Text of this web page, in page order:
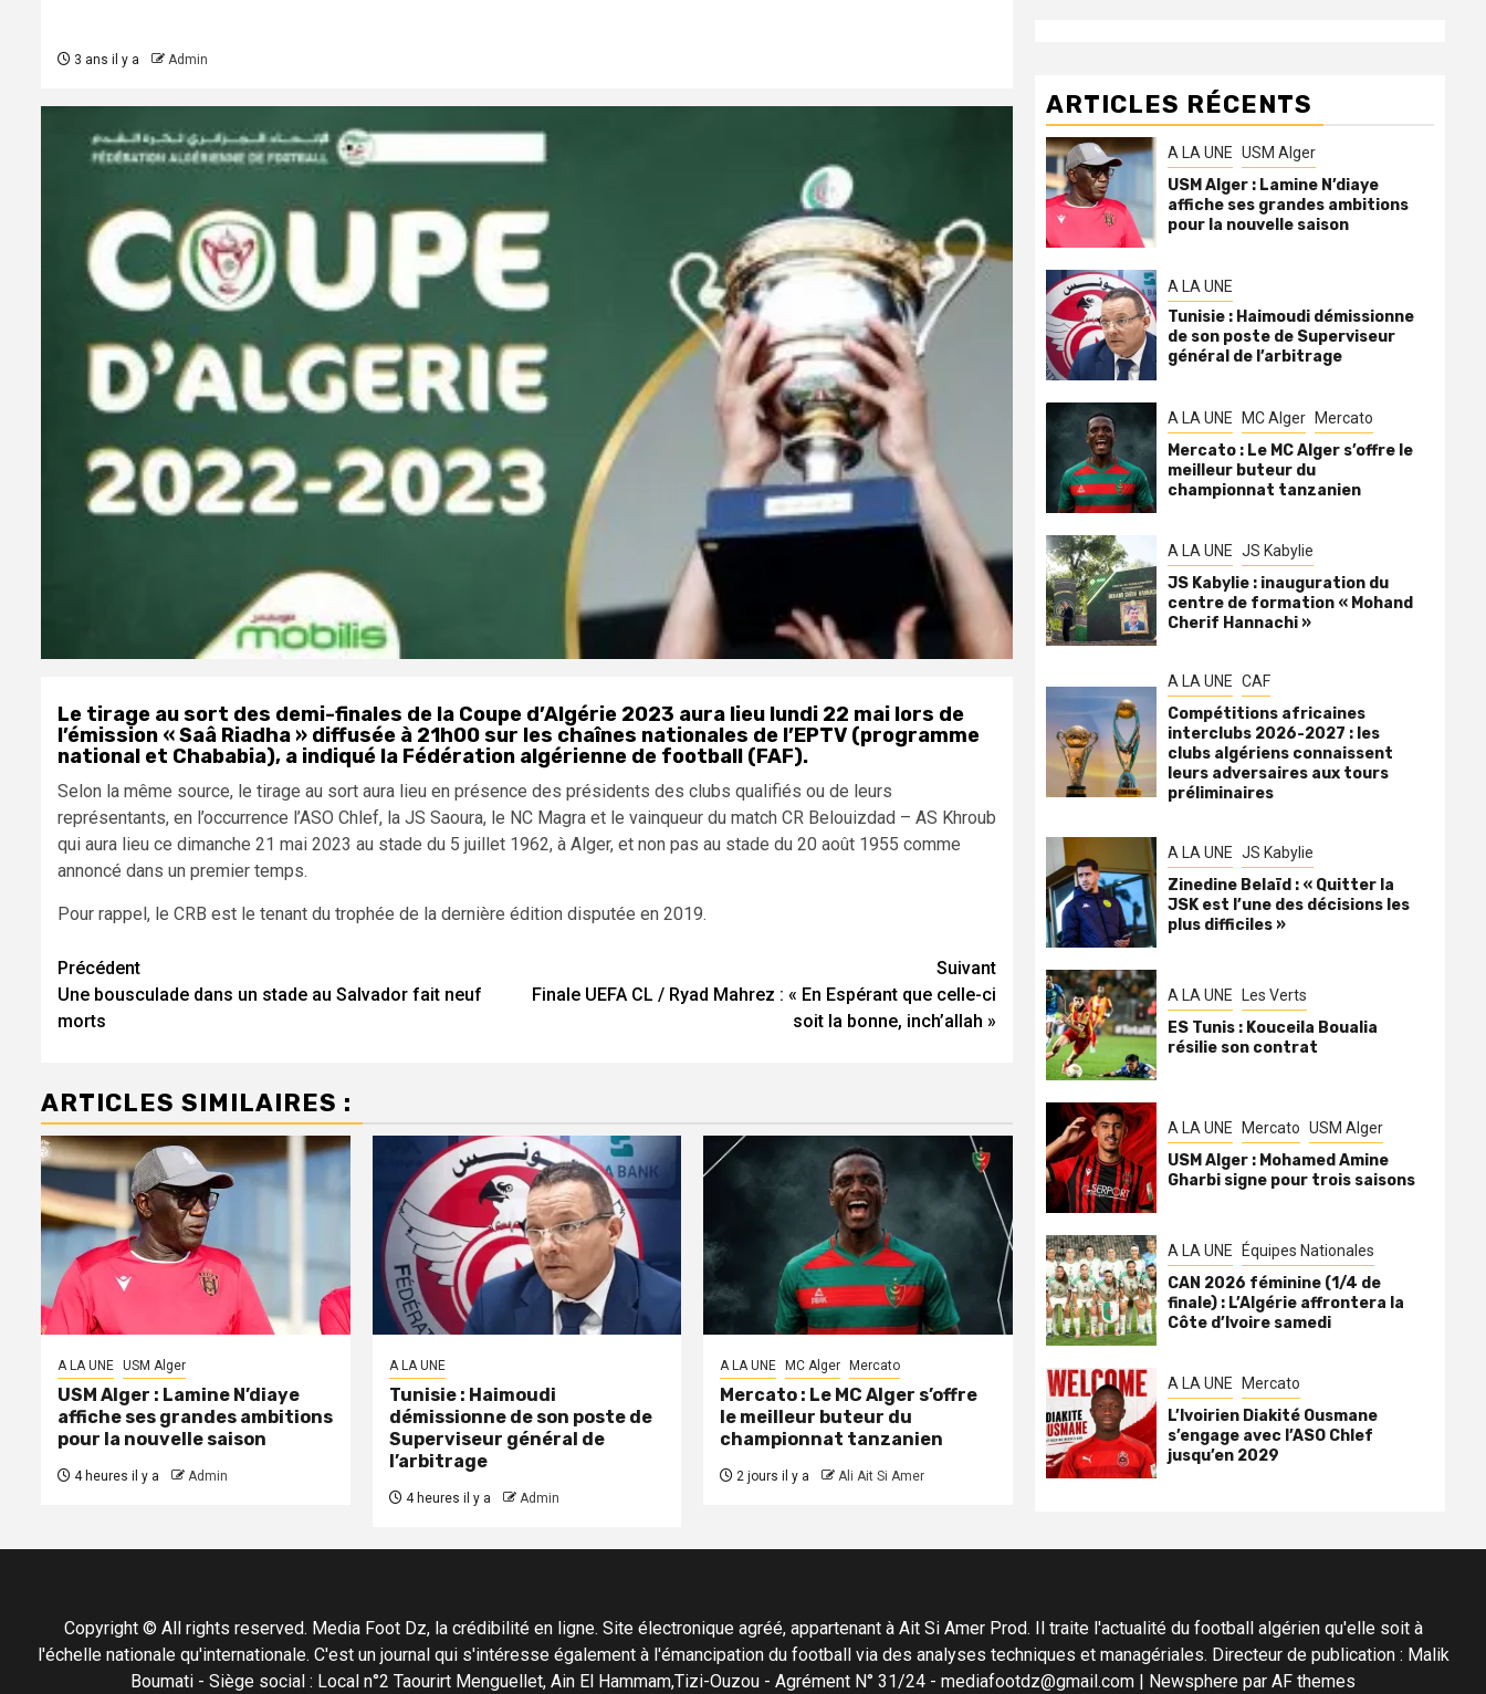
3 ans il y a Admin
Le tirage au sort des demi-finales de la Coupe d’Algérie 2023 aura lieu lundi 22 mai lors de
l’émission « Saâ Riadha » diffusée à 21h00 sur les chaînes nationales de l’EPTV (programme
national et Chababia), a indiqué la Fédération algérienne de football (FAF).
Selon la même source, le tirage au sort aura lieu en présence des présidents des clubs qualifiés ou de leurs
représentants, en l’occurrence l’ASO Chlef, la JS Saoura, le NC Magra et le vainqueur du match CR Belouizdad – AS Khroub
qui aura lieu ce dimanche 21 mai 2023 au stade du 5 juillet 1962, à Alger, et non pas au stade du 20 août 1955 comme
annoncé dans un premier temps.
Pour rappel, le CRB est le tenant du trophée de la dernière édition disputée en 2019.
Navigation
d’article
Précédent
Une bousculade dans un stade au Salvador fait neuf
morts
Suivant
Finale UEFA CL / Ryad Mahrez : « En Espérant que celle-ci
soit la bonne, inch’allah »
ARTICLES SIMILAIRES :
A LA UNE USM Alger
USM Alger : Lamine N’diaye
affiche ses grandes ambitions
pour la nouvelle saison
4 heures il y a Admin
A LA UNE
Tunisie : Haimoudi
démissionne de son poste de
Superviseur général de
l’arbitrage
4 heures il y a Admin
A LA UNE MC Alger Mercato
Mercato : Le MC Alger s’offre
le meilleur buteur du
championnat tanzanien
2 jours il y a Ali Ait Si Amer
ARTICLES RÉCENTS
A LA UNE USM Alger
USM Alger : Lamine N’diaye
affiche ses grandes ambitions
pour la nouvelle saison
A LA UNE
Tunisie : Haimoudi démissionne
de son poste de Superviseur
général de l’arbitrage
A LA UNE MC Alger Mercato
Mercato : Le MC Alger s’offre le
meilleur buteur du
championnat tanzanien
A LA UNE JS Kabylie
JS Kabylie : inauguration du
centre de formation « Mohand
Cherif Hannachi »
A LA UNE CAF
Compétitions africaines
interclubs 2026-2027 : les
clubs algériens connaissent
leurs adversaires aux tours
préliminaires
A LA UNE JS Kabylie
Zinedine Belaïd : « Quitter la
JSK est l’une des décisions les
plus difficiles »
A LA UNE Les Verts
ES Tunis : Kouceila Boualia
résilie son contrat
A LA UNE Mercato USM Alger
USM Alger : Mohamed Amine
Gharbi signe pour trois saisons
A LA UNE Équipes Nationales
CAN 2026 féminine (1/4 de
finale) : L’Algérie affrontera la
Côte d’Ivoire samedi
A LA UNE Mercato
L’Ivoirien Diakité Ousmane
s’engage avec l’ASO Chlef
jusqu’en 2029
Copyright © All rights reserved. Media Foot Dz, la crédibilité en ligne. Site électronique agréé, appartenant à Ait Si Amer Prod. Il traite l'actualité du football algérien qu'elle soit à
l'échelle nationale qu'internationale. C'est un journal qui s'intéresse également à l'émancipation du football via des analyses techniques et managériales. Directeur de publication : Malik
Boumati - Siège social : Local n°2 Taourirt Menguellet, Ain El Hammam,Tizi-Ouzou - Agrément N° 31/24 - mediafootdz@gmail.com | Newsphere par AF themes